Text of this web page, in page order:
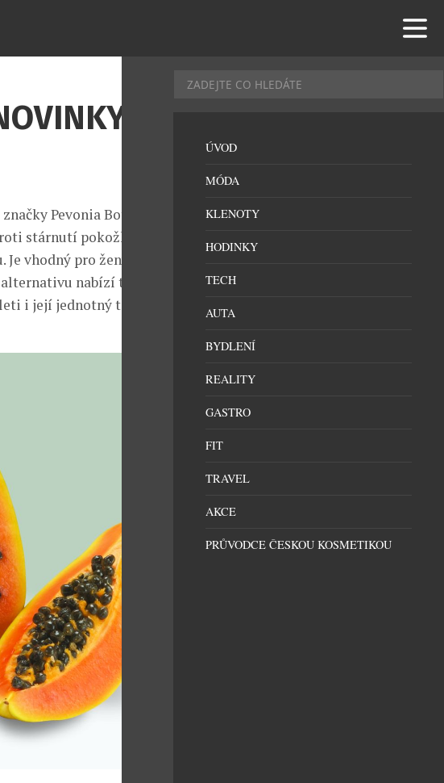
Pevonia Botanica
stárnutí pokožky,
vhodný pro ženy, které
nabízí také
i její jednotný tón.
ÚVOD
MÓDA
KLENOTY
HODINKY
TECH
AUTA
BYDLENÍ
REALITY
GASTRO
FIT
TRAVEL
AKCE
PRŮVODCE ČESKOU KOSMETIKOU